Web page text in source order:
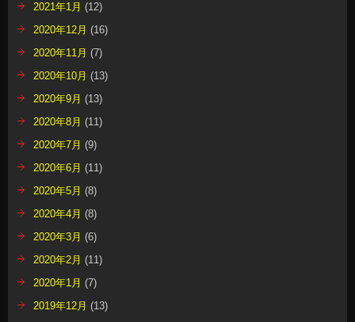
2021年1月 (12)
2020年12月 (16)
2020年11月 (7)
2020年10月 (13)
2020年9月 (13)
2020年8月 (11)
2020年7月 (9)
2020年6月 (11)
2020年5月 (8)
2020年4月 (8)
2020年3月 (6)
2020年2月 (11)
2020年1月 (7)
2019年12月 (13)